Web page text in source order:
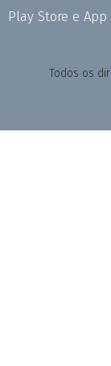
Play Store e App
Todos os